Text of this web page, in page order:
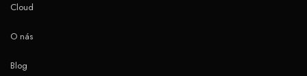
Cloud
O nás
Blog